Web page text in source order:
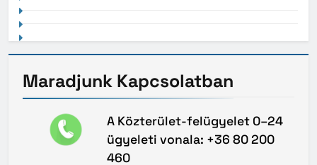
Maradjunk Kapcsolatban
A Közterület-felügyelet 0–24
ügyeleti vonala: +36 80 200
460